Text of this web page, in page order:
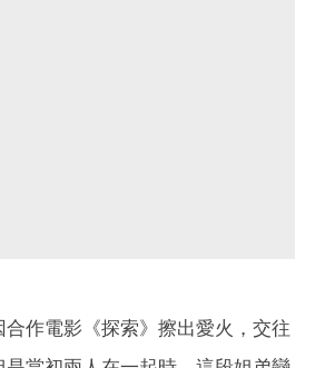
作電影《探索》擦出愛火，交往